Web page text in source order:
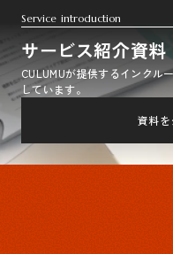
サービス紹介資料
Service introduction
CULUMUが提供するインクル
しています。
資料